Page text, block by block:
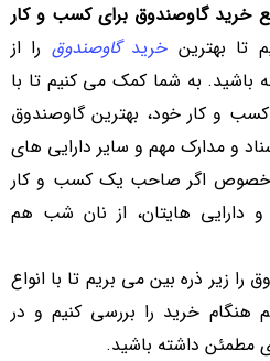
خرید گاوصندوق برای کسب و کار
تا بهترین خریدگاوصندوق را از
باشید. به شما کمک می کنیم تا با
کسب و کار خود، بهترین گاوصندوق
و مدارک مهم و سایر دارایی های
خصوص اگر صاحب یک کسب و کار
و دارایی هایتان، از نان شب هم
را زیر ذره بین می بریم تا با انواع
هنگام خرید را بررسی کنیم و در
مطمئن داشته باشید.